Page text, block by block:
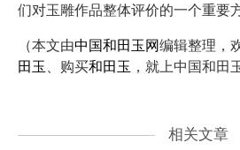
们对玉雕作品整体评价的一个重要
（本文由中国和田玉网编辑整理，
田玉
、购买和田玉 ，就上中国和田
相关文章